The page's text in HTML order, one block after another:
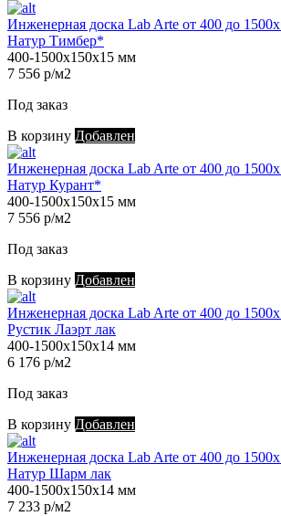
Инженерная доска Lab Arte от 400 до
Натур Тимбер*
400-1500х150х15 мм
7 556 р/м2
Под заказ
В корзину Добавлен
Инженерная доска Lab Arte от 400 до
Натур Курант*
400-1500х150х15 мм
7 556 р/м2
Под заказ
В корзину Добавлен
Инженерная доска Lab Arte от 400 до
Рустик Лаэрт лак
400-1500х150х14 мм
6 176 р/м2
Под заказ
В корзину Добавлен
Инженерная доска Lab Arte от 400 до
Натур Шарм лак
400-1500х150х14 мм
7 233 р/м2